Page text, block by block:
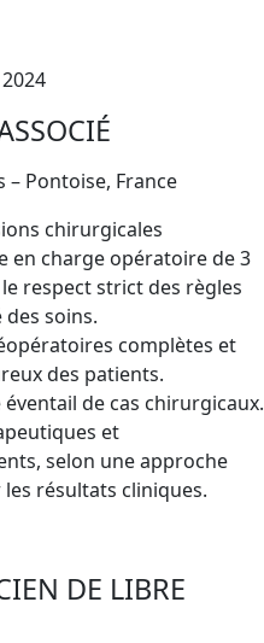
2024
– Pontoise, France
chirurgicales
en charge opératoire de 3
respect strict des règles
soins.
complètes et
des patients.
de cas chirurgicaux.
et
selon une approche
résultats cliniques.
DE LIBRE